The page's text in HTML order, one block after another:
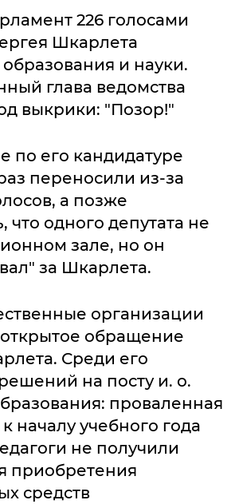
226 голосами
Шкарлета
и науки.
глава ведомства
выкрики: "Позор!"
по его кандидатуре
переносили из-за
а позже
что одного депутата не
зале, но он
за Шкарлета.
организации
обращение
Среди его
на посту и. о.
проваленная
началу учебного года
не получили
приобретения
средств